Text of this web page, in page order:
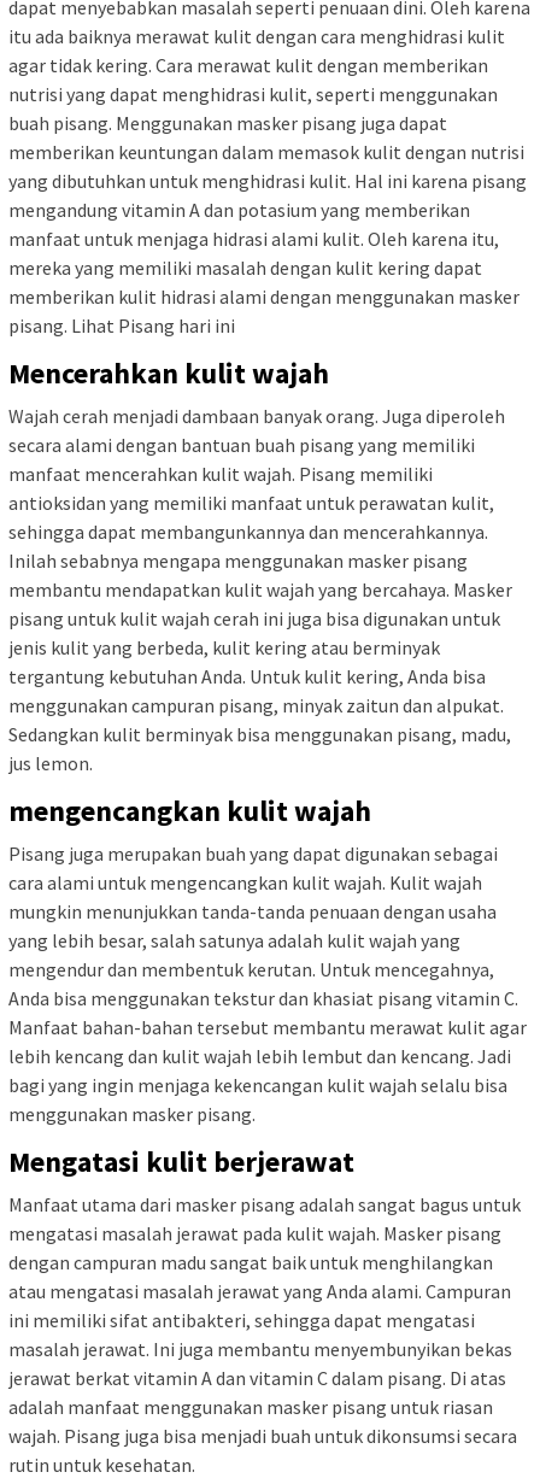
dapat menyebabkan masalah seperti penuaan dini. Oleh karena
itu ada baiknya merawat kulit dengan cara menghidrasi kulit
agar tidak kering. Cara merawat kulit dengan memberikan
nutrisi yang dapat menghidrasi kulit, seperti menggunakan
buah pisang. Menggunakan masker pisang juga dapat
memberikan keuntungan dalam memasok kulit dengan nutrisi
yang dibutuhkan untuk menghidrasi kulit. Hal ini karena pisang
mengandung vitamin A dan potasium yang memberikan
manfaat untuk menjaga hidrasi alami kulit. Oleh karena itu,
mereka yang memiliki masalah dengan kulit kering dapat
memberikan kulit hidrasi alami dengan menggunakan masker
pisang. Lihat Pisang hari ini
Mencerahkan kulit wajah
Wajah cerah menjadi dambaan banyak orang. Juga diperoleh
secara alami dengan bantuan buah pisang yang memiliki
manfaat mencerahkan kulit wajah. Pisang memiliki
antioksidan yang memiliki manfaat untuk perawatan kulit,
sehingga dapat membangunkannya dan mencerahkannya.
Inilah sebabnya mengapa menggunakan masker pisang
membantu mendapatkan kulit wajah yang bercahaya. Masker
pisang untuk kulit wajah cerah ini juga bisa digunakan untuk
jenis kulit yang berbeda, kulit kering atau berminyak
tergantung kebutuhan Anda. Untuk kulit kering, Anda bisa
menggunakan campuran pisang, minyak zaitun dan alpukat.
Sedangkan kulit berminyak bisa menggunakan pisang, madu,
jus lemon.
mengencangkan kulit wajah
Pisang juga merupakan buah yang dapat digunakan sebagai
cara alami untuk mengencangkan kulit wajah. Kulit wajah
mungkin menunjukkan tanda-tanda penuaan dengan usaha
yang lebih besar, salah satunya adalah kulit wajah yang
mengendur dan membentuk kerutan. Untuk mencegahnya,
Anda bisa menggunakan tekstur dan khasiat pisang vitamin C.
Manfaat bahan-bahan tersebut membantu merawat kulit agar
lebih kencang dan kulit wajah lebih lembut dan kencang. Jadi
bagi yang ingin menjaga kekencangan kulit wajah selalu bisa
menggunakan masker pisang.
Mengatasi kulit berjerawat
Manfaat utama dari masker pisang adalah sangat bagus untuk
mengatasi masalah jerawat pada kulit wajah. Masker pisang
dengan campuran madu sangat baik untuk menghilangkan
atau mengatasi masalah jerawat yang Anda alami. Campuran
ini memiliki sifat antibakteri, sehingga dapat mengatasi
masalah jerawat. Ini juga membantu menyembunyikan bekas
jerawat berkat vitamin A dan vitamin C dalam pisang. Di atas
adalah manfaat menggunakan masker pisang untuk riasan
wajah. Pisang juga bisa menjadi buah untuk dikonsumsi secara
rutin untuk kesehatan.